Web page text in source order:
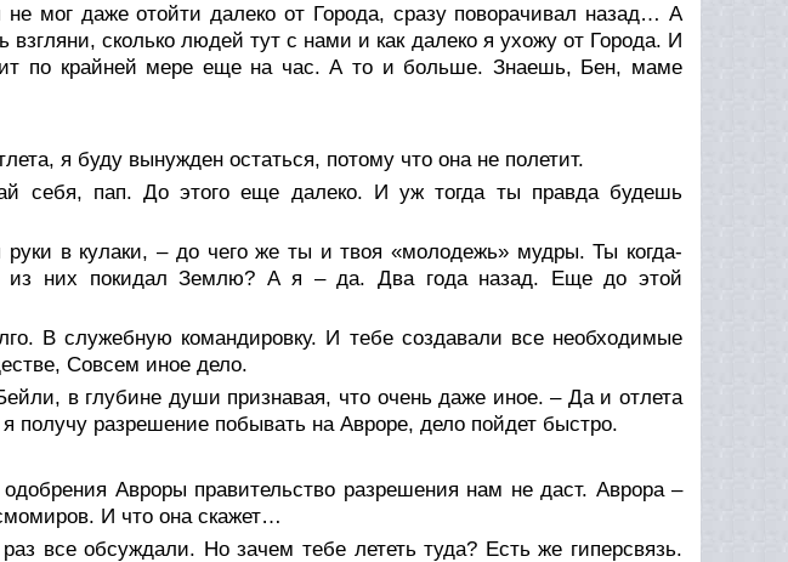
мог даже отойти далеко от Города, сразу поворачивал назад… А
сколько людей тут с нами и как далеко я ухожу от Города. И
по крайней мере еще на час. А то и больше. Знаешь, Бен, маме
я буду вынужден остаться, потому что она не полетит.
себя, пап. До этого еще далеко. И уж тогда ты правда будешь
в кулаки, – до чего же ты и твоя «молодежь» мудры. Ты когда-
из них покидал Землю? А я – да. Два года назад. Еще до этой
В служебную командировку. И тебе создавали все необходимые
Совсем иное дело.
в глубине души признавая, что очень даже иное. – Да и отлета
получу разрешение побывать на Авроре, дело пойдет быстро.
Авроры правительство разрешения нам не даст. Аврора –
И что она скажет…
все обсуждали. Но зачем тебе лететь туда? Есть же гиперсвязь.